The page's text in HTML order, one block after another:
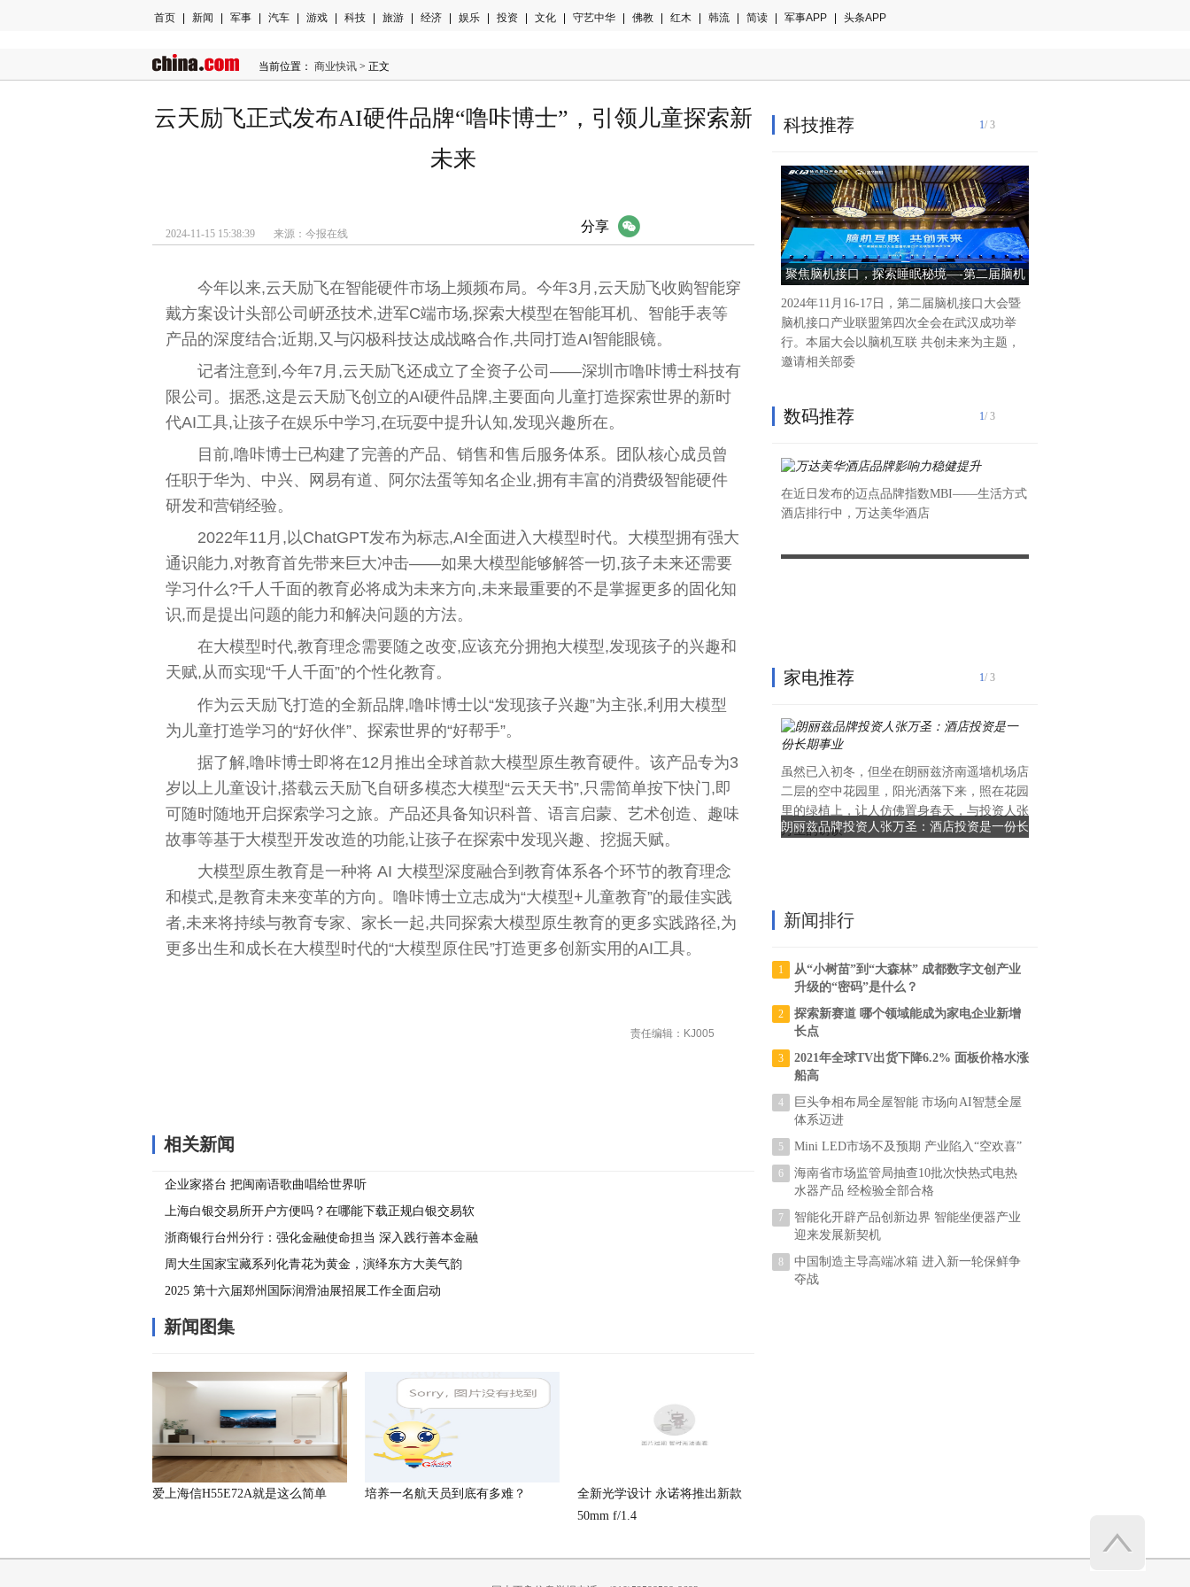
首页 新闻 军事 汽车 游戏 科技 旅游 经济 娱乐 投资 文化 守艺中华 佛教 红木 韩流 简读 军事APP 头条APP
当前位置： 商业快讯 > 正文
云天励飞正式发布AI硬件品牌“噜咔博士”，引领儿童探索新
未来
2024-11-15 15:38:39 来源：今报在线 分享
今年以来,云天励飞在智能硬件市场上频频布局。今年3月,云天励飞收购智能穿
戴方案设计头部公司岍丞技术,进军C端市场,探索大模型在智能耳机、智能手表等
产品的深度结合;近期,又与闪极科技达成战略合作,共同打造AI智能眼镜。
记者注意到,今年7月,云天励飞还成立了全资子公司——深圳市噜咔博士科技有
限公司。据悉,这是云天励飞创立的AI硬件品牌,主要面向儿童打造探索世界的新时
代AI工具,让孩子在娱乐中学习,在玩耍中提升认知,发现兴趣所在。
目前,噜咔博士已构建了完善的产品、销售和售后服务体系。团队核心成员曾
任职于华为、中兴、网易有道、阿尔法蛋等知名企业,拥有丰富的消费级智能硬件
研发和营销经验。
2022年11月,以ChatGPT发布为标志,AI全面进入大模型时代。大模型拥有强大
通识能力,对教育首先带来巨大冲击——如果大模型能够解答一切,孩子未来还需要
学习什么?千人千面的教育必将成为未来方向,未来最重要的不是掌握更多的固化知
识,而是提出问题的能力和解决问题的方法。
在大模型时代,教育理念需要随之改变,应该充分拥抱大模型,发现孩子的兴趣和
天赋,从而实现“千人千面”的个性化教育。
作为云天励飞打造的全新品牌,噜咔博士以“发现孩子兴趣”为主张,利用大模型
为儿童打造学习的“好伙伴”、探索世界的“好帮手”。
据了解,噜咔博士即将在12月推出全球首款大模型原生教育硬件。该产品专为3
岁以上儿童设计,搭载云天励飞自研多模态大模型“云天天书”,只需简单按下快门,即
可随时随地开启探索学习之旅。产品还具备知识科普、语言启蒙、艺术创造、趣味
故事等基于大模型开发改造的功能,让孩子在探索中发现兴趣、挖掘天赋。
大模型原生教育是一种将 AI 大模型深度融合到教育体系各个环节的教育理念
和模式,是教育未来变革的方向。噜咔博士立志成为“大模型+儿童教育”的最佳实践
者,未来将持续与教育专家、家长一起,共同探索大模型原生教育的更多实践路径,为
更多出生和成长在大模型时代的“大模型原住民”打造更多创新实用的AI工具。
责任编辑：KJ005
相关新闻
企业家搭台 把闽南语歌曲唱给世界听
上海白银交易所开户方便吗？在哪能下载正规白银交易软
浙商银行台州分行：强化金融使命担当 深入践行善本金融
发展理念
周大生国家宝藏系列化青花为黄金，演绎东方大美气韵
2025 第十六届郑州国际润滑油展招展工作全面启动
新闻图集
爱上海信H55E72A就是这么简单 培养一名航天员到底有多难？
全新光学设计 永诺将推出新款
50mm f/1.4
科技推荐
聚焦脑机接口，探索睡眠秘境—-第二届脑机
接口论坛顺利召开，睡眠与梦境论坛引发关注
2024年11月16-17日，第二届脑机接口大会暨
脑机接口产业联盟第四次全会在武汉成功举
行。本届大会以脑机互联 共创未来为主题，
邀请相关部委
1/ 3
数码推荐
在近日发布的迈点品牌指数MBI——生活方式
酒店排行中，万达美华酒店
1/ 3
家电推荐
朗丽兹品牌投资人张万圣：酒店投资是一份长
虽然已入初冬，但坐在朗丽兹济南遥墙机场店
二层的空中花园里，阳光洒落下来，照在花园
里的绿植上，让人仿佛置身春天，与投资人张
万圣的访谈
1/ 3
新闻排行
1
从“小树苗”到“大森林” 成都数字文创产业
升级的“密码”是什么？
2
探索新赛道 哪个领域能成为家电企业新增
长点
3
2021年全球TV出货下降6.2% 面板价格水涨
船高
4
巨头争相布局全屋智能 市场向AI智慧全屋
体系迈进
5 Mini LED市场不及预期 产业陷入“空欢喜”
6
海南省市场监管局抽查10批次快热式电热
水器产品 经检验全部合格
7
智能化开辟产品创新边界 智能坐便器产业
迎来发展新契机
8
中国制造主导高端冰箱 进入新一轮保鲜争
夺战